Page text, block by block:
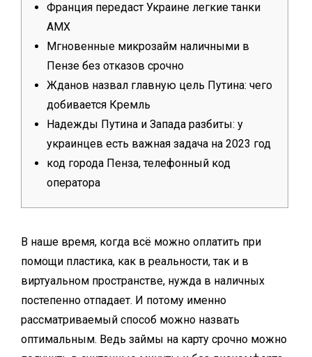
Франция передаст Украине легкие танки
AMX
Мгновенные микрозайм наличными в
Пензе без отказов срочно
Жданов назвал главную цель Путина: чего
добивается Кремль
Надежды Путина и Запада разбиты: у
украинцев есть важная задача на 2023 год
код города Пенза, телефонный код
оператора
В наше время, когда всё можно оплатить при
помощи пластика, как в реальности, так и в
виртуальном пространстве, нужда в наличных
постепенно отпадает. И потому именно
рассматриваемый способ можно назвать
оптимальным. Ведь займы на карту срочно можно